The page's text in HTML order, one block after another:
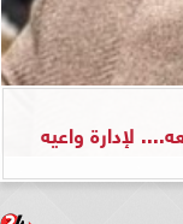
لإدارة واعيه